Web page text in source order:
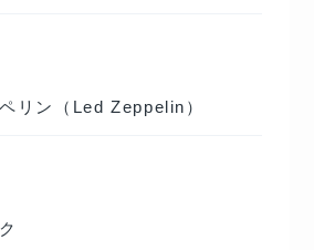
リン（Led Zeppelin）